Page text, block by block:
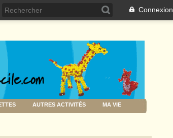
Connexion
AUTRES ACTIVITÉS MA VIE